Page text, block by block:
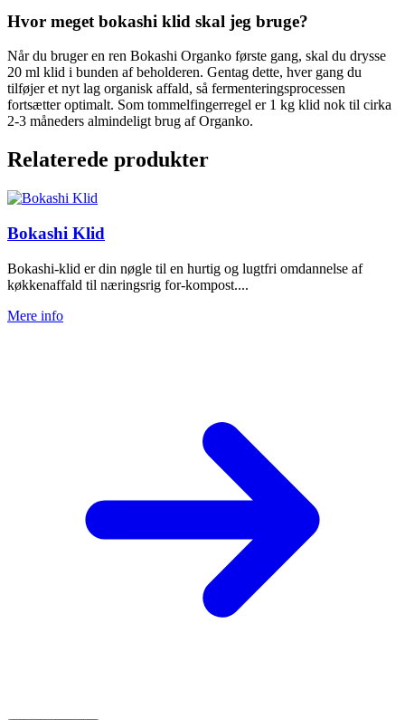
Hvor meget bokashi klid skal jeg bruge?
Når du bruger en ren Bokashi Organko første gang, skal du drysse
20 ml klid i bunden af beholderen. Gentag dette, hver gang du
tilføjer et nyt lag organisk affald, så fermenteringsprocessen
fortsætter optimalt. Som tommelfingerregel er 1 kg klid nok til cirka
2-3 måneders almindeligt brug af Organko.
Relaterede produkter
Bokashi Klid
Bokashi-klid er din nøgle til en hurtig og lugtfri omdannelse af
køkkenaffald til næringsrig for-kompost....
Mere info